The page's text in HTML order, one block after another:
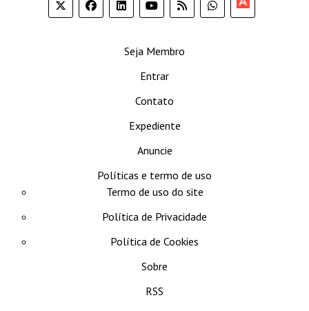
Seja Membro
Entrar
Contato
Expediente
Anuncie
Políticas e termo de uso
Termo de uso do site
Política de Privacidade
Política de Cookies
Sobre
RSS